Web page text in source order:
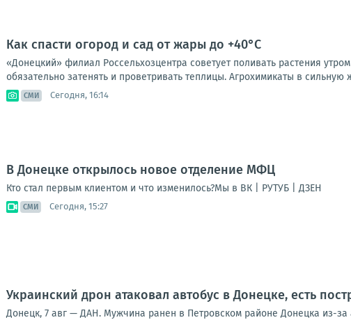
Как спасти огород и сад от жары до +40°C
«Донецкий» филиал Россельхозцентра советует поливать растения
обязательно затенять и проветривать теплицы. Агрохимикаты в
СМИ Сегодня, 16:14
В Донецке открылось новое отделение МФЦ
Кто стал первым клиентом и что изменилось?Мы в ВК | РУТУБ | ДЗЕН
СМИ Сегодня, 15:27
Украинский дрон атаковал автобус в Донецке, есть
Донецк, 7 авг — ДАН. Мужчина ранен в Петровском районе Донецка из-за